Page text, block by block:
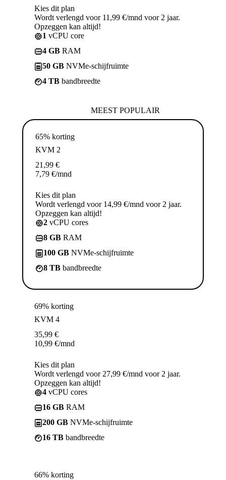
Kies dit plan
Wordt verlengd voor 11,99 €/mnd voor 2 jaar.
Opzeggen kan altijd!
1 vCPU core
4 GB RAM
50 GB NVMe-schijfruimte
4 TB bandbreedte
MEEST POPULAIR
65% korting
KVM 2
21,99 €
7,79 €/mnd
Kies dit plan
Wordt verlengd voor 14,99 €/mnd voor 2 jaar.
Opzeggen kan altijd!
2 vCPU cores
8 GB RAM
100 GB NVMe-schijfruimte
8 TB bandbreedte
69% korting
KVM 4
35,99 €
10,99 €/mnd
Kies dit plan
Wordt verlengd voor 27,99 €/mnd voor 2 jaar.
Opzeggen kan altijd!
4 vCPU cores
16 GB RAM
200 GB NVMe-schijfruimte
16 TB bandbreedte
66% korting